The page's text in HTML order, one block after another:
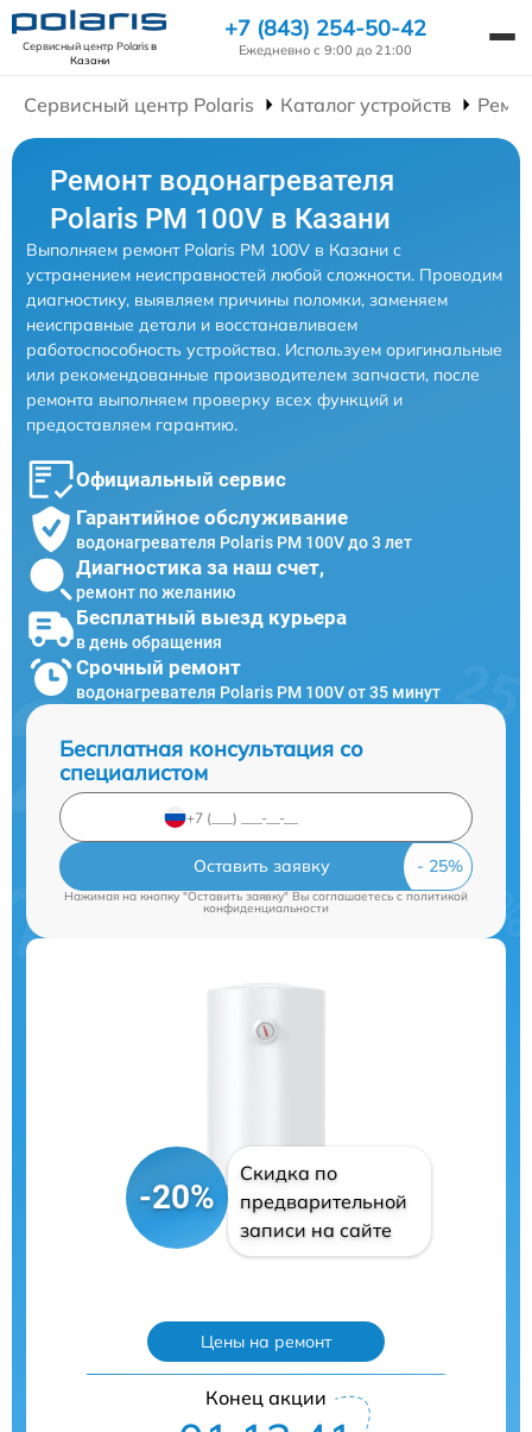
Сервисный центр Polarisв
Казани
+7 (843) 254-50-42
Ежедневно с 9:00 до 21:00
Сервисный центр Polaris Каталог устройств
Ремонт водонагревателя
Polaris PM 100V в Казани
Выполняем ремонт Polaris PM 100V в Казани с
устранением неисправностей любой сложности. Проводим
диагностику, выявляем причины поломки, заменяем
неисправные детали и восстанавливаем
работоспособность устройства. Используем оригинальные
или рекомендованные производителем запчасти, после
ремонта выполняем проверку всех функций и
предоставляем гарантию.
Официальный сервис
Гарантийное обслуживание
водонагревателя Polaris PM 100V до 3 лет
Диагностика за наш счет,
ремонт по желанию
Бесплатный выезд курьера
в день обращения
Срочный ремонт
водонагревателя Polaris PM 100V от 35 минут
Бесплатная консультация со
специалистом
Оставить заявку
Нажимая на кнопку "Оставить заявку" Вы соглашаетесь cполитикой
конфиденциальности
-20%
Скидка по
предварительной
записи на сайте
Цены на ремонт
Конец акции